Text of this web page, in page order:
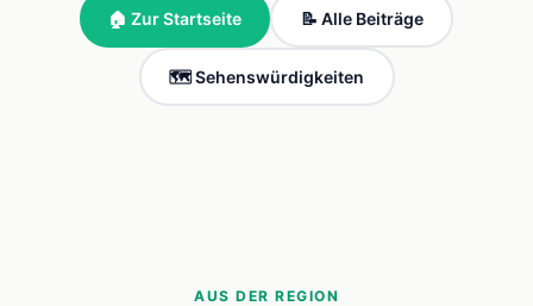
🏠 Zur Startseite 📝 Alle Beiträge
🗺️ Sehenswürdigkeiten
AUS DER REGION